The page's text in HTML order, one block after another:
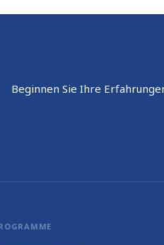
Beginnen Sie Ihre